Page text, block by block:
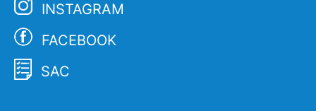
INSTAGRAM
FACEBOOK
SAC